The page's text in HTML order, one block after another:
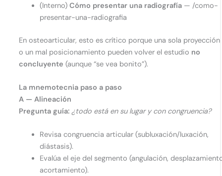
(Interno)Cómo presentar una radiografía — /como-
presentar-una-radiografia
En osteoarticular, esto es crítico porque una sola proyección
o un mal posicionamiento pueden volver el estudio no
concluyente (aunque “se vea bonito”).
La mnemotecnia paso a paso
A — Alineación
Pregunta guía: ¿todo está en su lugar y con congruencia?
Revisa congruencia articular (subluxación/luxación,
diástasis).
Evalúa el eje del segmento (angulación,
acortamiento).